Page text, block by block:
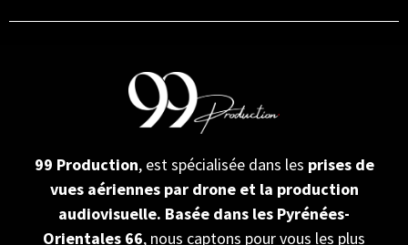
99 Production, est spécialisée dans les prises de
vues aériennes par drone et la production
audiovisuelle. Basée dans les Pyrénées-
Orientales 66, nous captons pour vous les plus